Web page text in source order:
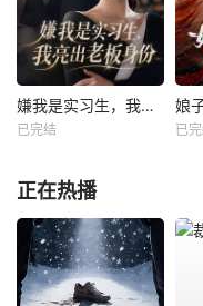
嫌我是实习生，我亮出老板身份
已完结
娘
已
正在热播